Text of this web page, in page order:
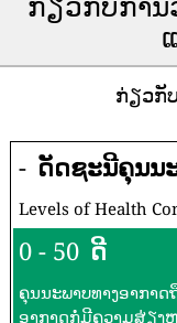
ກ່ຽວກັ
- ດັດຊະນີຄຸນນ
Levels of Health
0 - 50 ດີ
ຄຸນນະພາບທາງອາກາ
ອາກາດກໍ່ມີຄວາມສ່ຽງ